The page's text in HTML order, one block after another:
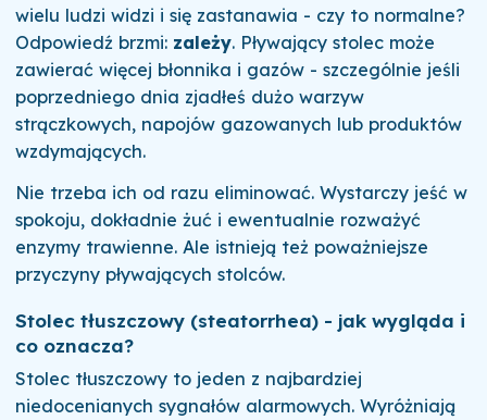
wielu ludzi widzi i się zastanawia - czy to normalne?
Odpowiedź brzmi: zależy. Pływający stolec może
zawierać więcej błonnika i gazów - szczególnie jeśli
poprzedniego dnia zjadłeś dużo warzyw
strączkowych, napojów gazowanych lub produktów
wzdymających.
Nie trzeba ich od razu eliminować. Wystarczy jeść w
spokoju, dokładnie żuć i ewentualnie rozważyć
enzymy trawienne. Ale istnieją też poważniejsze
przyczyny pływających stolców.
Stolec tłuszczowy (steatorrhea) - jak wygląda i
co oznacza?
Stolec tłuszczowy to jeden z najbardziej
niedocenianych sygnałów alarmowych. Wyróżniają